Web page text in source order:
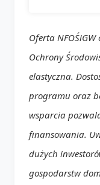
Oferta
Ochrony
elastyczna.
programu oraz
wsparcia
finansowania.
dużych
gospodarstw